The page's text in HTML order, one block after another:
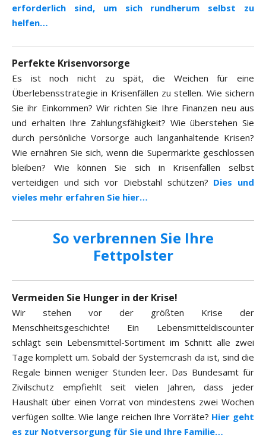
erforderlich sind, um sich rundherum selbst zu
helfen…
Perfekte Krisenvorsorge
Es ist noch nicht zu spät, die Weichen für eine
Überlebensstrategie in Krisenfällen zu stellen. Wie sichern
Sie ihr Einkommen? Wir richten Sie Ihre Finanzen neu aus
und erhalten Ihre Zahlungsfähigkeit? Wie überstehen Sie
durch persönliche Vorsorge auch langanhaltende Krisen?
Wie ernähren Sie sich, wenn die Supermärkte geschlossen
bleiben? Wie können Sie sich in Krisenfällen selbst
verteidigen und sich vor Diebstahl schützen? Dies und
vieles mehr erfahren Sie hier…
So verbrennen Sie Ihre
Fettpolster
Vermeiden Sie Hunger in der Krise!
Wir stehen vor der größten Krise der
Menschheitsgeschichte! Ein Lebensmitteldiscounter
schlägt sein Lebensmittel-Sortiment im Schnitt alle zwei
Tage komplett um. Sobald der Systemcrash da ist, sind die
Regale binnen weniger Stunden leer. Das Bundesamt für
Zivilschutz empfiehlt seit vielen Jahren, dass jeder
Haushalt über einen Vorrat von mindestens zwei Wochen
verfügen sollte. Wie lange reichen Ihre Vorräte? Hier geht
es zur Notversorgung für Sie und Ihre Familie…